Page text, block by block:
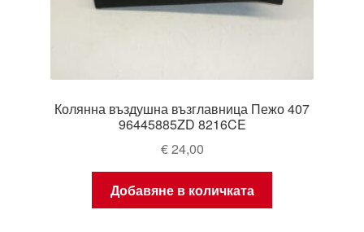
Колянна въздушна възглавница Пежо 407
96445885ZD 8216CE
€24,00
Добавяне в количката